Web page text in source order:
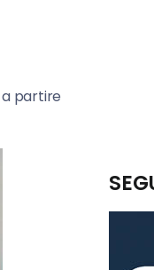
a partire